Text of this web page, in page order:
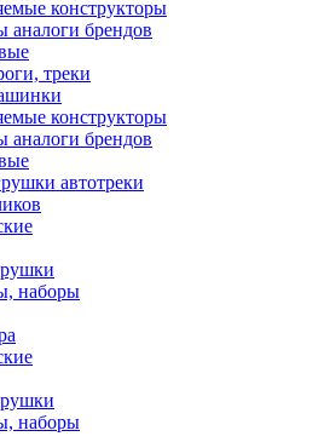
конструкторы
аналоги брендов
треки
конструкторы
аналоги брендов
автотреки
наборы
наборы